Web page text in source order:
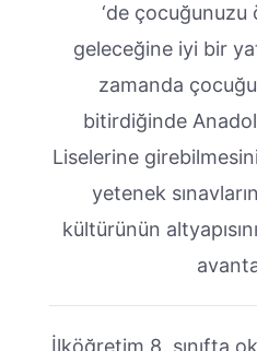
‘de çocuğunuzu
geleceğine iyi bir
zamanda
bitirdiğinde
Liselerine
yetenek
kültürünün
İlköğretim 8. sınıfta